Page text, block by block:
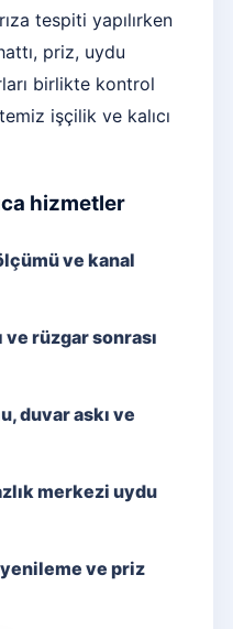
tespiti yapılırken
priz, uydu
birlikte kontrol
işçilik ve kalıcı
hizmetler
ve kanal
ve rüzgar sonrası
duvar askı ve
merkezi uydu
ve priz